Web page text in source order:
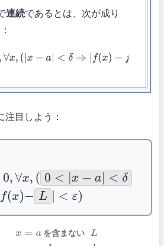
連続であるとは、次が成り
, ∀x,(| x −a |< δ⇒ |f( x)−f(a |<ε)
目しよう：
,( 0 <|x −a |< δ
x )− L <ε
x=a を含まない L